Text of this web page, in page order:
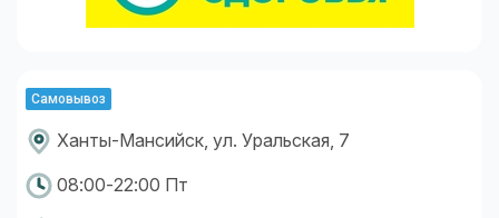
Самовывоз
Ханты-Мансийск, ул. Уральская, 7
08:00-22:00 Пт